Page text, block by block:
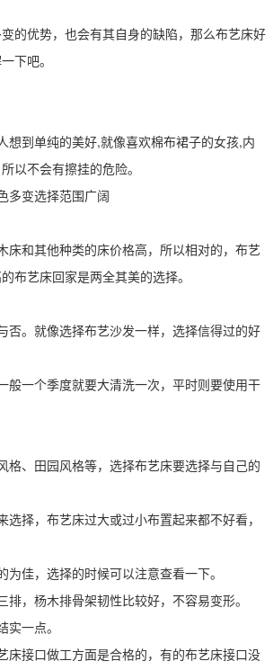
的优势，也会有其自身的缺陷，那么布艺床好
下吧。
到单纯的美好,就像喜欢棉布裙子的女孩,内
以不会有擦挂的危险。
多变选择范围广阔
和其他种类的床价格高，所以相对的，布艺
布艺床回家是两全其美的选择。
否。就像选择布艺沙发一样，选择信得过的好
一个季度就要大清洗一次，平时则要使用干
、田园风格等，选择布艺床要选择与自己的
择，布艺床过大或过小布置起来都不好看，
佳，选择的时候可以注意查看一下。
，杨木排骨架韧性比较好，不容易变形。
一点。
接口做工方面是合格的，有的布艺床接口没